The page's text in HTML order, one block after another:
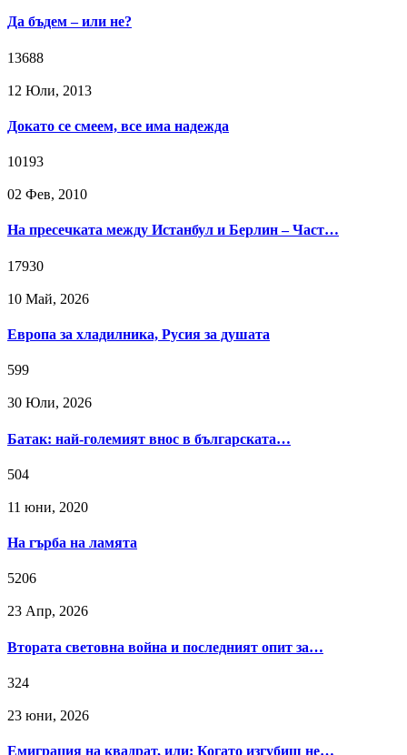
Да бъдем – или не?
13688
12 Юли, 2013
Докато се смеем, все има надежда
10193
02 Фев, 2010
На пресечката между Истанбул и Берлин – Част…
17930
10 Май, 2026
Европа за хладилника, Русия за душата
599
30 Юли, 2026
Батак: най-големият внос в българската…
504
11 юни, 2020
На гърба на ламята
5206
23 Апр, 2026
Втората световна война и последният опит за…
324
23 юни, 2026
Емиграция на квадрат, или: Когато изгубиш не…